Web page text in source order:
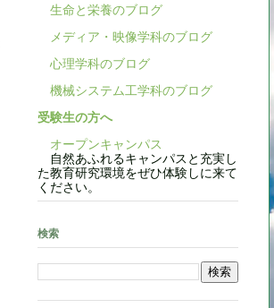
生命と栄養のブログ
メディア・映像学科のブログ
心理学科のブログ
機械システム工学科のブログ
受験生の方へ
オープンキャンパス
自然あふれるキャンパスと充実し
た教育研究環境をぜひ体験しに来て
ください。
検索